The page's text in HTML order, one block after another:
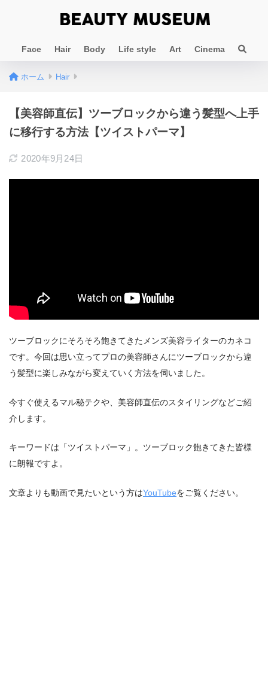
Face Hair Body Life style Art Cinema
ホーム Hair
【美容師直伝】ツーブロックから違う髪型へ上手
に移行する方法【ツイストパーマ】
2020年9月24日
ツーブロックにそろそろ飽きてきたメンズ美容ライターのカネコ
です。今回は思い立ってプロの美容師さんにツーブロックから違
う髪型に楽しみながら変えていく方法を伺いました。
今すぐ使えるマル秘テクや、美容師直伝のスタイリングなどご紹
介します。
キーワードは「ツイストパーマ」。ツーブロック飽きてきた皆様
に朗報ですよ。
文章よりも動画で見たいという方はYouTubeをご覧ください。